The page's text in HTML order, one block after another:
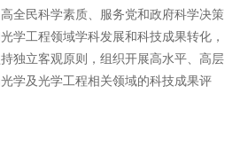
全民科学素质、服务党和政府科学决策
学工程领域学科发展和科技成果转化，
独立客观原则，组织开展高水平、高层
学及光学工程相关领域的科技成果评